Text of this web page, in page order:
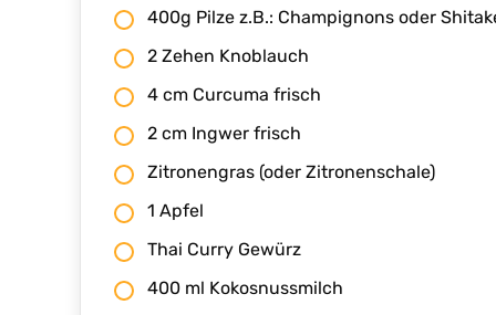
400g Pilze z.B.: Champignons oder
2 Zehen Knoblauch
4 cm Curcuma frisch
2 cm Ingwer frisch
Zitronengras (oder Zitronenschale)
1 Apfel
Thai Curry Gewürz
400 ml Kokosnussmilch